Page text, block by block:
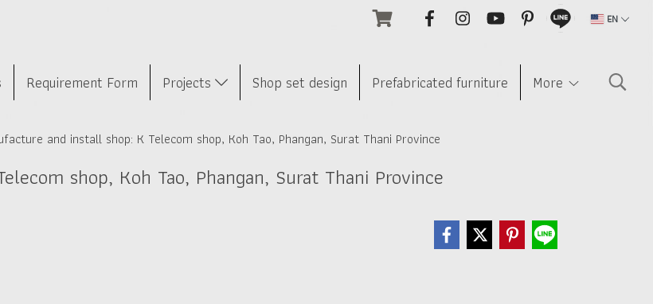
EN
Requirement Form Projects Shop set design Prefabricated furniture More
and install shop: K Telecom shop, Koh Tao, Phangan, Surat Thani Province
shop, Koh Tao, Phangan, Surat Thani Province